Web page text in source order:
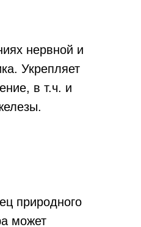
нервной и
Укрепляет
в т.ч. и
природного
может